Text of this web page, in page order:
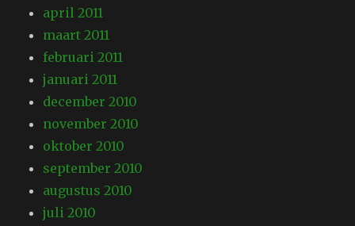
april 2011
maart 2011
februari 2011
januari 2011
december 2010
november 2010
oktober 2010
september 2010
augustus 2010
juli 2010